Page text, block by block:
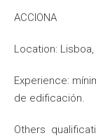
ACCIONA
Location:
Experience:
de edificación.
Others